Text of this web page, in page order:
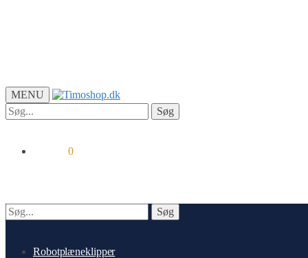
MENU
Søg
efter:
Søg
0
Søg
efter:
Søg
Robotplæneklipper